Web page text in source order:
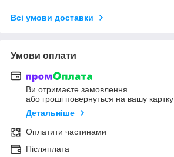
Всі умови доставки
Умови оплати
Ви отримаєте замовлення
або гроші повернуться на вашу картку
Детальніше
Оплатити частинами
Післяплата